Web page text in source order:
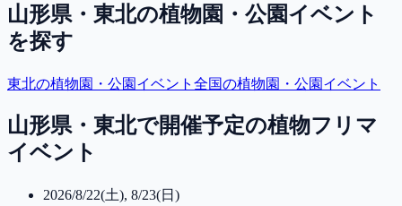
山形県・東北の植物園・公園イベント
を探す
東北の植物園・公園イベント 全国の植物園・公園イベント
山形県・東北で開催予定の植物フリマ
イベント
2026/8/22(土), 8/23(日)